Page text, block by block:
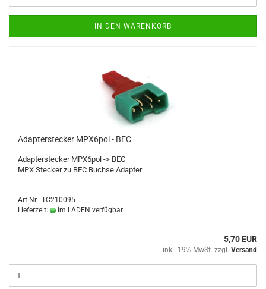
IN DEN WARENKORB
Adapterstecker MPX6pol - BEC
Adapterstecker MPX6pol -> BEC
MPX Stecker zu BEC Buchse Adapter
Art.Nr.: TC210095
Lieferzeit:
im LADEN verfügbar
5,70 EUR
inkl. 19% MwSt. zzgl. Versand